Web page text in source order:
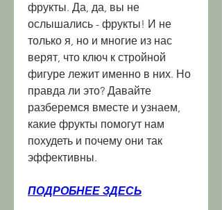
фрукты. Да, да, вы не
ослышались - фрукты! И не
только я, но и многие из нас
верят, что ключ к стройной
фигуре лежит именно в них. Но
правда ли это? Давайте
разберемся вместе и узнаем,
какие фрукты помогут нам
похудеть и почему они так
эффективны.
ПОДРОБНЕЕ ЗДЕСЬ